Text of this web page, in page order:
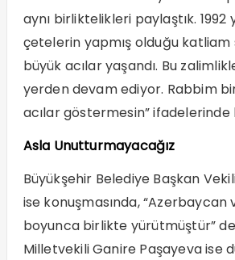
aynı birliktelikleri paylaştık. 1992
çetelerin yapmış olduğu katliam
büyük acılar yaşandı. Bu
yerden devam ediyor. Rabbim
acılar göstermesin” ifadelerinde
Asla Unutturmayacağız
Büyükşehir Belediye Başkan
ise konuşmasında,
boyunca birlikte yürütmüştür”
Milletvekili Ganire Paşayeva ise